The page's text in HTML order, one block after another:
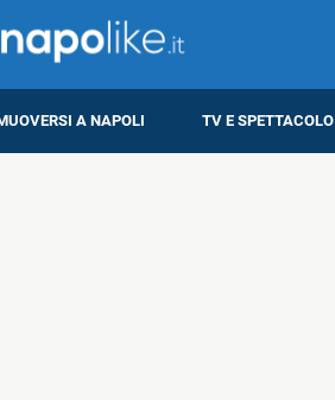
A NAPOLI TV E SPETTACOLO